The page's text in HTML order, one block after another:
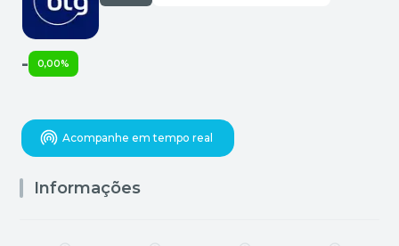
Acompanhe em tempo real
- 0,00%
Informações